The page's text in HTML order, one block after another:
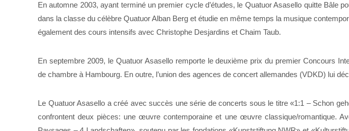
En automne 2003, ayant terminé un premier cycle d’études, le Quatuor Asasello quitte Bâle
dans la classe du célèbre Quatuor Alban Berg et étudie en même temps la musique
également des cours intensifs avec Christophe Desjardins et Chaim Taub.
En septembre 2009, le Quatuor Asasello remporte le deuxième prix du premier Concours
de chambre à Hambourg. En outre, l’union des agences de concert allemandes (VDKD) lui
Le Quatuor Asasello a créé avec succès une série de concerts sous le titre «1:1 – Schon
confrontent deux pièces: une œuvre contemporaine et une œuvre classique/romantique.